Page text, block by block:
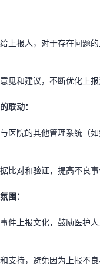
上报人，对于存在问题
见和建议，不断优化上报
联动：
医院的其他管理系统（
比对和验证，提高不良事
围：
件上报文化，鼓励医护
支持，避免因为上报不